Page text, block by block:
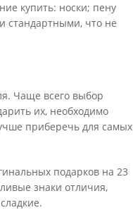
купить: носки; пену
стандартными, что не
Чаще всего выбор
их, необходимо
приберечь для самых
подарков на 23
знаки отличия,